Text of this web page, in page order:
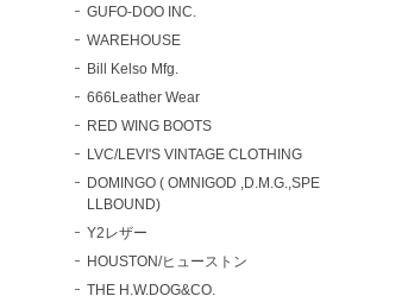
GUFO-DOO INC.
WAREHOUSE
Bill Kelso Mfg.
666Leather Wear
RED WING BOOTS
LVC/LEVI'S VINTAGE CLOTHING
DOMINGO ( OMNIGOD ,D.M.G.,SPE
LLBOUND)
Y2レザー
HOUSTON/ヒューストン
THE H.W.DOG&CO.